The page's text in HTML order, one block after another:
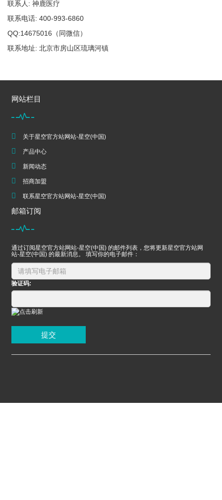
联系人: 神鹿医疗
联系电话: 400-993-6860
QQ:14675016（同微信）
联系地址: 北京市房山区琉璃河镇
网站栏目
关于星空官方站网站-星空(中国)
产品中心
新闻动态
招商加盟
联系星空官方站网站-星空(中国)
邮箱订阅
通过订阅星空官方站网站-星空(中国) 的邮件列表，您将更新星空官方站网
站-星空(中国) 的最新消息。 填写你的电子邮件：
验证码:
提交